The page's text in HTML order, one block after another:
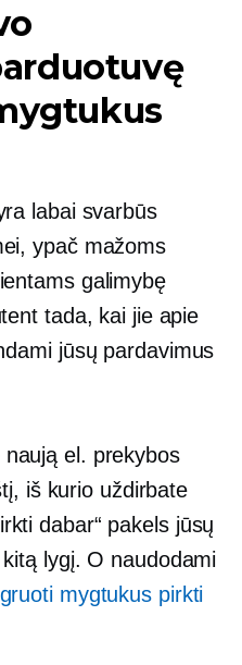
labai svarbūs
ypač mažoms
galimybę
tada, kai jie apie
jūsų pardavimus
el. prekybos
iš kurio uždirbate
dabar“ pakels jūsų
lygį. O naudodami
mygtukus pirkti